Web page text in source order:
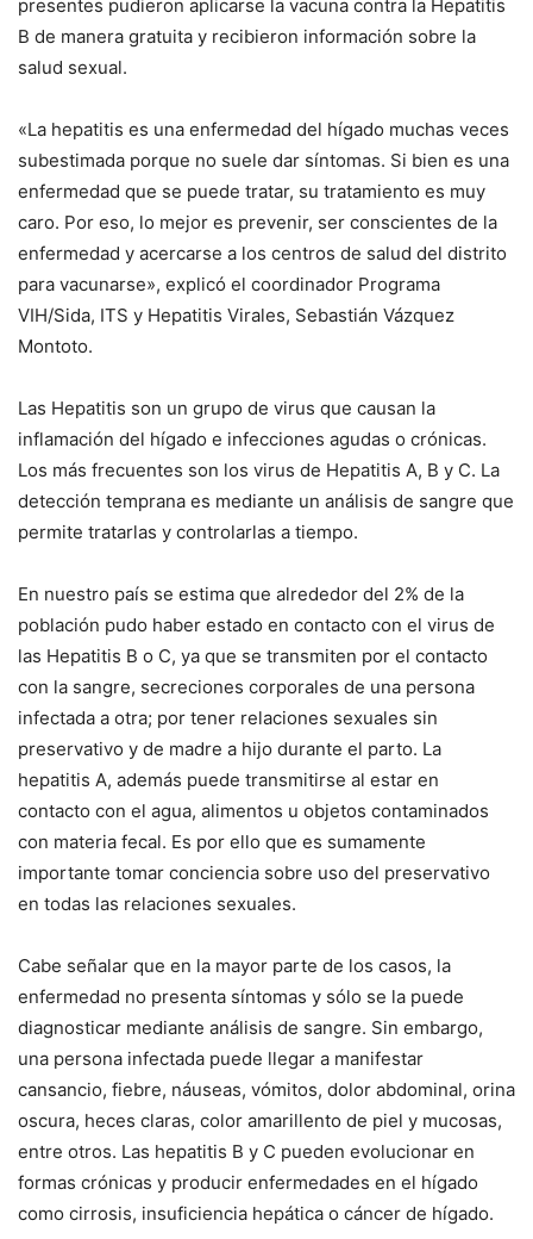
presentes pudieron aplicarse la vacuna contra la Hepatitis
B de manera gratuita y recibieron información sobre la
salud sexual.
«La hepatitis es una enfermedad del hígado muchas veces
subestimada porque no suele dar síntomas. Si bien es una
enfermedad que se puede tratar, su tratamiento es muy
caro. Por eso, lo mejor es prevenir, ser conscientes de la
enfermedad y acercarse a los centros de salud del distrito
para vacunarse», explicó el coordinador Programa
VIH/Sida, ITS y Hepatitis Virales, Sebastián Vázquez
Montoto.
Las Hepatitis son un grupo de virus que causan la
inflamación del hígado e infecciones agudas o crónicas.
Los más frecuentes son los virus de Hepatitis A, B y C. La
detección temprana es mediante un análisis de sangre que
permite tratarlas y controlarlas a tiempo.
En nuestro país se estima que alrededor del 2% de la
población pudo haber estado en contacto con el virus de
las Hepatitis B o C, ya que se transmiten por el contacto
con la sangre, secreciones corporales de una persona
infectada a otra; por tener relaciones sexuales sin
preservativo y de madre a hijo durante el parto. La
hepatitis A, además puede transmitirse al estar en
contacto con el agua, alimentos u objetos contaminados
con materia fecal. Es por ello que es sumamente
importante tomar conciencia sobre uso del preservativo
en todas las relaciones sexuales.
Cabe señalar que en la mayor parte de los casos, la
enfermedad no presenta síntomas y sólo se la puede
diagnosticar mediante análisis de sangre. Sin embargo,
una persona infectada puede llegar a manifestar
cansancio, fiebre, náuseas, vómitos, dolor abdominal, orina
oscura, heces claras, color amarillento de piel y mucosas,
entre otros. Las hepatitis B y C pueden evolucionar en
formas crónicas y producir enfermedades en el hígado
como cirrosis, insuficiencia hepática o cáncer de hígado.